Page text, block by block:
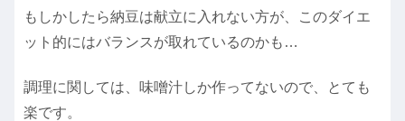
もしかしたら納豆は献立に入れない方が、このダイエ
ット的にはバランスが取れているのかも…
調理に関しては、味噌汁しか作ってないので、とても
楽です。